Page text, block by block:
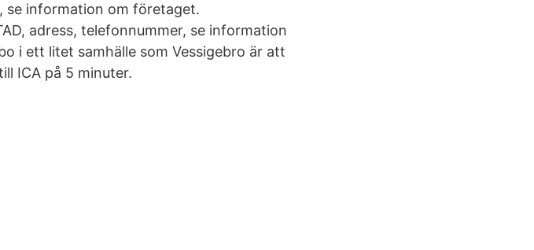
se information om företaget.
adress, telefonnummer, se information
i ett litet samhälle som Vessigebro är att
ICA på 5 minuter.